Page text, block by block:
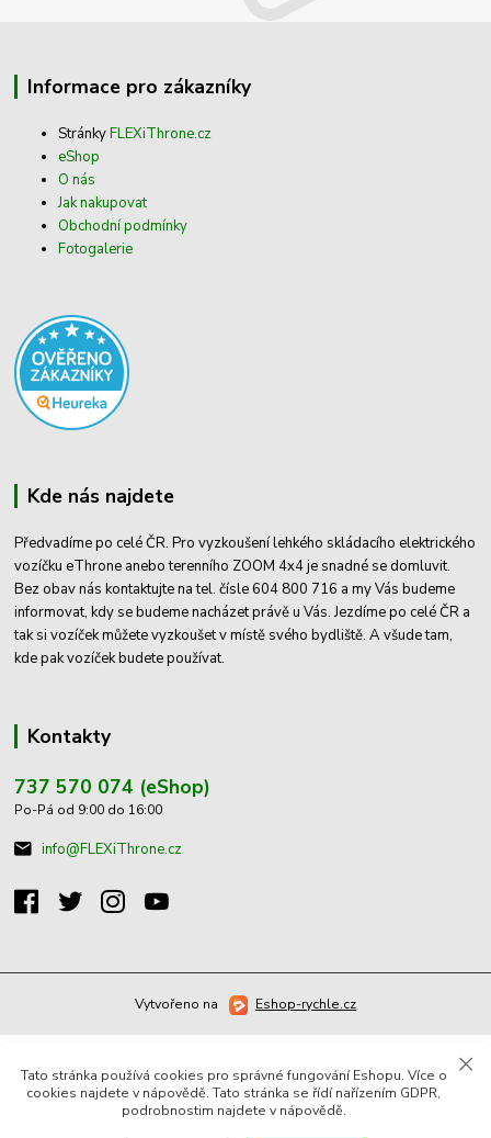
Informace pro zákazníky
StránkyFLEXiThrone.cz
eShop
O nás
Jak nakupovat
Obchodní podmínky
Fotogalerie
Kde nás najdete
Předvadíme po celé ČR. Pro vyzkoušení lehkého skládacího elektrického
vozíčku eThrone anebo terenního ZOOM 4x4 je snadné se domluvit.
Bez obav nás kontaktujte na tel. čísle 604 800 716 a my Vás budeme
informovat, kdy se budeme nacházet právě u Vás. Jezdíme po celé ČR a
tak si vozíček můžete vyzkoušet v místě svého bydliště. A všude tam,
kde pak vozíček budete používat.
Kontakty
737 570 074 (eShop)
Po-Pá od 9:00 do 16:00
info@FLEXiThrone.cz
Vytvořeno na Eshop-rychle.cz
Tato stránka používá cookies pro správné fungování Eshopu. Více o
cookies najdete v nápovědě. Tato stránka se řídí nařízením GDPR,
podrobnostim najdete v nápovědě.